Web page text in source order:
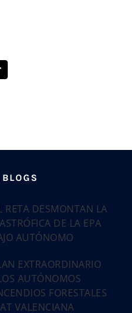
RETA DESMONTAN LA
DE LA EPA
AUTÓNOMO
EXTRAORDINARIO
AUTÓNOMOS
FORESTALES
VALENCIANA